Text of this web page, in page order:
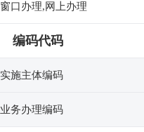
窗口办理,网上办理
编码代码
实施主体编码
业务办理编码